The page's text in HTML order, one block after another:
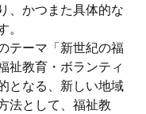
、かつまた具体的な
テーマ「新世紀の福
祉教育・ボランティ
となる、新しい地域
法として、福祉教